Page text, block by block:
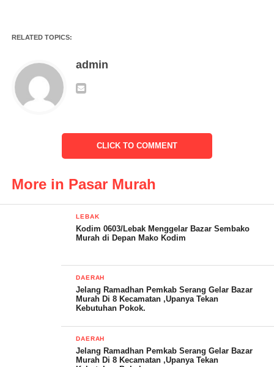
SERANG, klikviral.com – Bupati Kabupaten Serang,Hj.Ratu
Tatu Chasanah.SE menggelar Pasar Murah di Ramadan tahun
melonjaknya harga sembako saat hadirnya bulan Ramadan.
Diketahui, kegiatan Bazar Murah ini diawali dengan
penyelenggaraan se- Kecamatan Anyar.
Dengan mengenalkan UMKM produk lokal hasil bumi dengan
bermacam-macam olahan seperti keripik pisang,
Serang.Rabu (29/3/2023).
RELATED TOPICS:
admin
CLICK TO COMMENT
More in Pasar Murah
LEBAK
Kodim 0603/Lebak Menggelar Bazar Sembako
Murah di Depan Mako Kodim
DAERAH
Jelang Ramadhan Pemkab Serang Gelar Bazar
Murah Di 8 Kecamatan ,Upanya Tekan
Kebutuhan Pokok.
DAERAH
Jelang Ramadhan Pemkab Serang Gelar Bazar
Murah Di 8 Kecamatan ,Upanya Tekan